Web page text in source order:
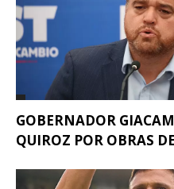
GOBERNADOR
QUIROZ POR OBRAS